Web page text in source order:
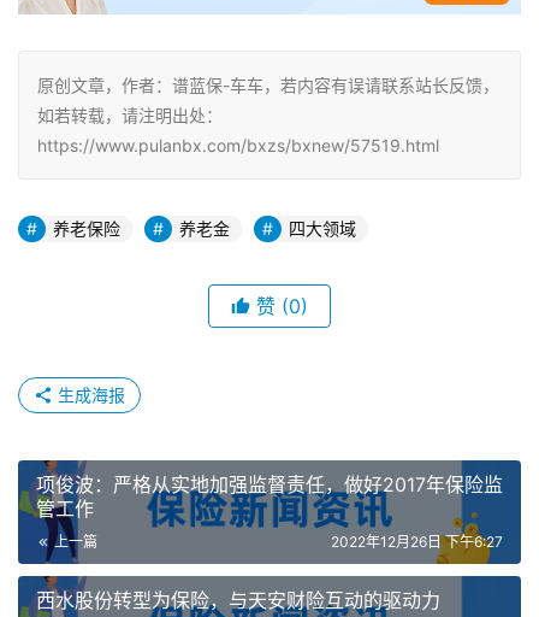
原创文章，作者：谱蓝保-车车，若内容有误请联系站长反馈，
如若转载，请注明出处：
https://www.pulanbx.com/bxzs/bxnew/57519.html
养老保险 养老金 四大领域
赞 (0)
生成海报
项俊波：严格从实地加强监督责任，做好2017年保险监
管工作
上一篇 2022年12月26日 下午6:27
西水股份转型为保险，与天安财险互动的驱动力